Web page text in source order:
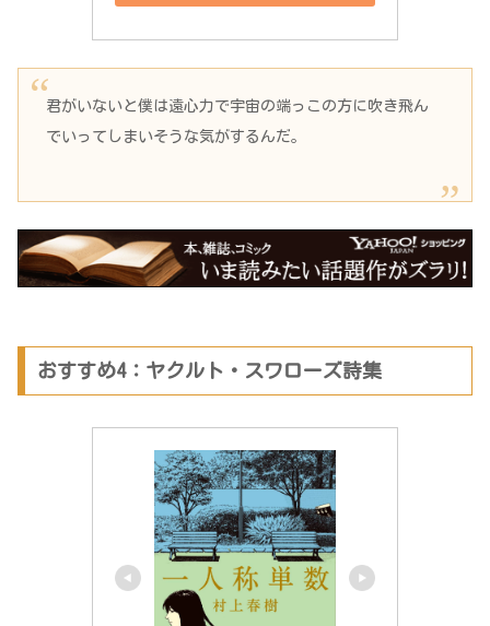
君がいないと僕は遠心力で宇宙の端っこの方に吹き飛ん
でいってしまいそうな気がするんだ。
おすすめ4：ヤクルト・スワローズ詩集